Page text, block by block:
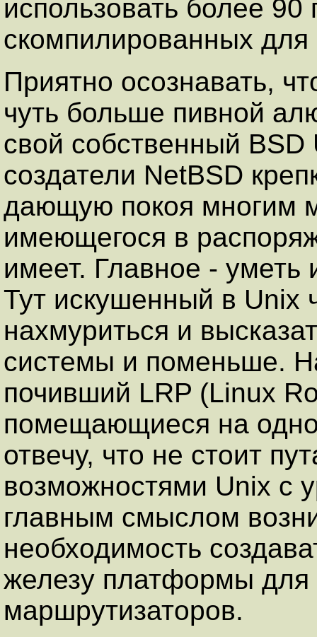
использовать более
скомпилированных для
Приятно осознавать,
чуть больше пивной
свой собственный
создатели NetBSD
дающую покоя многим
имеющегося в
имеет. Главное - уметь
Тут искушенный в Unix
нахмуриться и
системы и поменьше.
почивший LRP (Linux
помещающиеся на
отвечу, что не стоит
возможностями Unix с
главным смыслом
необходимость
железу платформы для
маршрутизаторов.